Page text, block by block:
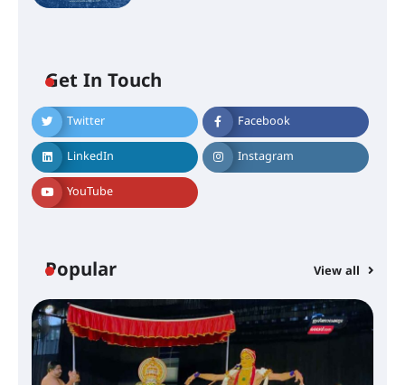
Get In Touch
Twitter Facebook
LinkedIn Instagram
YouTube
Popular View all
ഐ.ടി.യു. ബാങ്കിലെ
നിക്ഷേപകർക്ക് പണം തിരികെ
ലഭ്യമാക്കാൻ കേന്ദ്ര-കേരള
സർക്കാരുകൾ അടിയന്തരമായി
ഇടപെടണമെന്ന് ഐ.ടി.യു. ബാങ്ക്
നിക്ഷേപക സംരക്ഷണ സമിതി
ശക്തമായ കാറ്റിന് സാധ്യത –
ജില്ലയിൽ എല്ലാ വിദ്യാഭ്യാസ
സ്ഥാപനങ്ങൾക്കും ശനിയാഴ്ച
അവധി